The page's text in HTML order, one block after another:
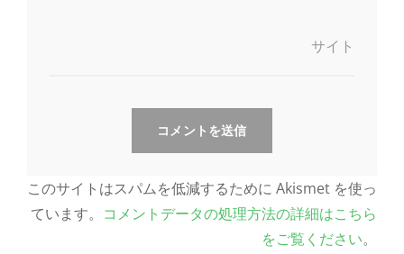
サイト
このサイトはスパムを低減するために Akismet を使っ
ています。 コメントデータの処理方法の詳細はこちら
をご覧ください。